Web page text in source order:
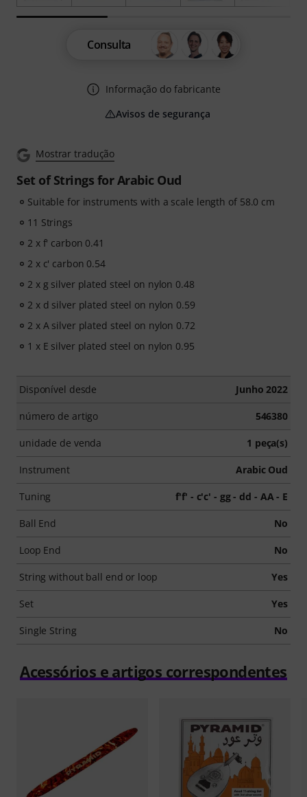
Mostrar tradução
Set of Strings for Arabic Oud
Suitable for instruments with a scale length of 58.0 cm
11 Strings
2 x f' carbon 0.41
2 x c' carbon 0.54
2 x g silver plated steel on nylon 0.48
2 x d silver plated steel on nylon 0.59
2 x A silver plated steel on nylon 0.72
1 x E silver plated steel on nylon 0.95
Disponível desde Junho 2022
número de artigo 546380
unidade de venda 1 peça(s)
Instrument Arabic Oud
Tuning f'f' - c'c' - gg - dd - AA - E
Ball End No
Loop End No
String without ball end or loop Yes
Set Yes
Single String No
Consulta
Informação do fabricante
Avisos de segurança
Acessórios e artigos correspondentes